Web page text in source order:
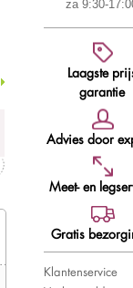
za 9:30-
Laagste
garantie
Advies door
Meet- en
Gratis
Klantenservice